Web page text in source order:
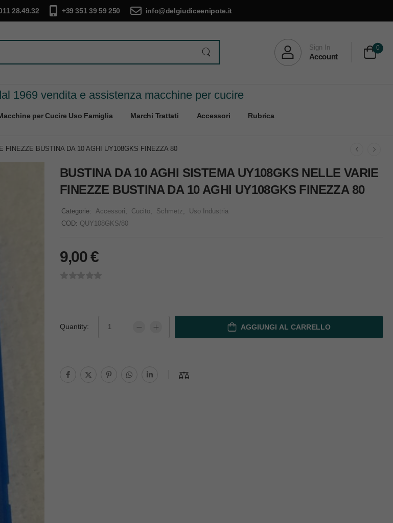
28.49.32 +39 351 39 59 250 info@delgiudiceenipote.it
Sign In
Account
0
1969 vendita e assistenza macchine per cucire
per Cucire Uso Famiglia Marchi Trattati Accessori Rubrica
FINEZZE BUSTINA DA 10 AGHI UY108GKS FINEZZA 80
BUSTINA DA 10 AGHI SISTEMA UY108GKS NELLE VARIE
FINEZZE BUSTINA DA 10 AGHI UY108GKS FINEZZA 80
Categorie: Accessori Cucito Schmetz
Uso Industria
COD: QUY108GKS/80
9,00€
Quantity: AGGIUNGI AL CARRELLO